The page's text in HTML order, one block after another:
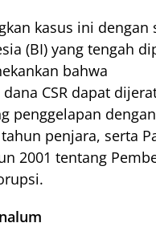
kasus ini dengan
(BI) yang tengah
bahwa
CSR dapat
penggelapan dengan
penjara, serta
2001 tentang